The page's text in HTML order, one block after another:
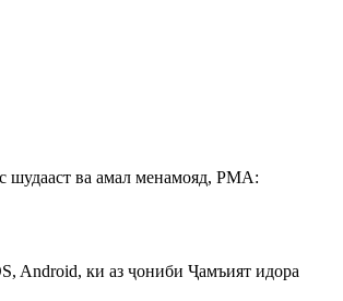
шудааст ва амал менамояд, РМА:
Android, ки аз ҷониби Ҷамъият идора